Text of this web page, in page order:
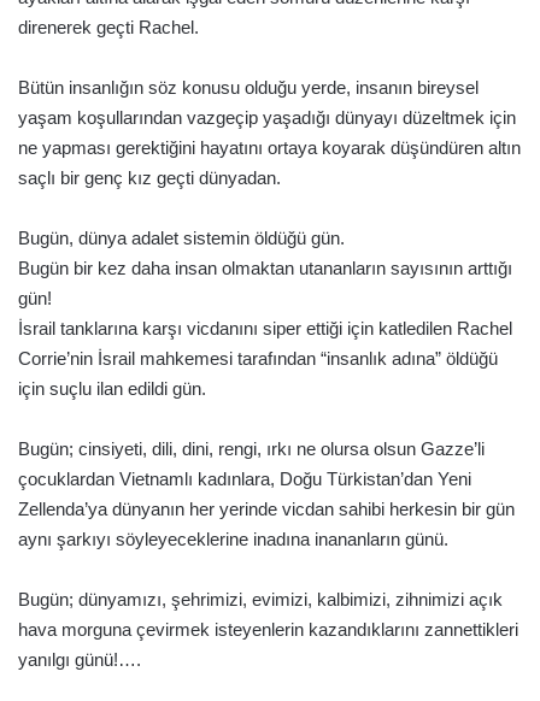
direnerek geçti Rachel.
Bütün insanlığın söz konusu olduğu yerde, insanın bireysel
yaşam koşullarından vazgeçip yaşadığı dünyayı düzeltmek için
ne yapması gerektiğini hayatını ortaya koyarak düşündüren altın
saçlı bir genç kız geçti dünyadan.
Bugün, dünya adalet sistemin öldüğü gün.
Bugün bir kez daha insan olmaktan utananların sayısının arttığı
gün!
İsrail tanklarına karşı vicdanını siper ettiği için katledilen Rachel
Corrie’nin İsrail mahkemesi tarafından “insanlık adına” öldüğü
için suçlu ilan edildi gün.
Bugün; cinsiyeti, dili, dini, rengi, ırkı ne olursa olsun Gazze’li
çocuklardan Vietnamlı kadınlara, Doğu Türkistan’dan Yeni
Zellenda’ya dünyanın her yerinde vicdan sahibi herkesin bir gün
aynı şarkıyı söyleyeceklerine inadına inananların günü.
Bugün; dünyamızı, şehrimizi, evimizi, kalbimizi, zihnimizi açık
hava morguna çevirmek isteyenlerin kazandıklarını zannettikleri
yanılgı günü!….